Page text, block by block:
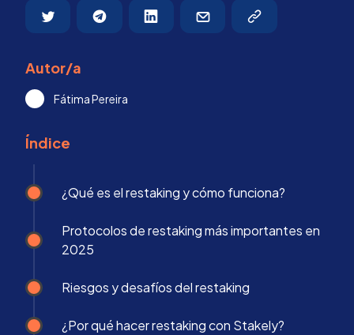
Autor/a
Fátima Pereira
Índice
¿Qué es el restaking y cómo funciona?
Protocolos de restaking más importantes en
2025
Riesgos y desafíos del restaking
¿Por qué hacer restaking con Stakely?